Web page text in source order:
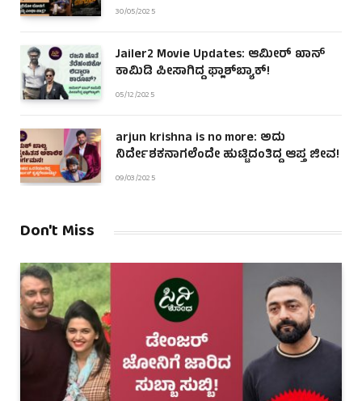
30/05/2025
Jailer2 Movie Updates: ಆಮೀರ್ ಖಾನ್
ಕಾಮಿಡಿ ಪೀಸಾಗಿದ್ದ ಫ್ಲಾಶ್‌ಬ್ಯಾಕ್!
05/12/2025
arjun krishna is no more: ಅದು
ನಿರ್ದೇಶಕನಾಗಲೆಂದೇ ಹುಟ್ಟಿದಂತಿದ್ದ ಆಪ್ತ ಜೀವ!
09/03/2025
Don't Miss